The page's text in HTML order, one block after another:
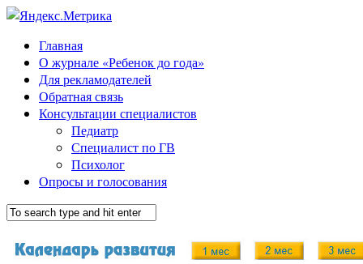
Главная
О журнале «Ребенок до года»
Для рекламодателей
Обратная связь
Консультации специалистов
Педиатр
Специалист по ГВ
Психолог
Опросы и голосования